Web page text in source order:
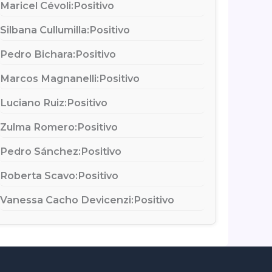
Maricel Cévoli:Positivo
Silbana Cullumilla:Positivo
Pedro Bichara:Positivo
Marcos Magnanelli:Positivo
Luciano Ruiz:Positivo
Zulma Romero:Positivo
Pedro Sánchez:Positivo
Roberta Scavo:Positivo
Vanessa Cacho Devicenzi:Positivo